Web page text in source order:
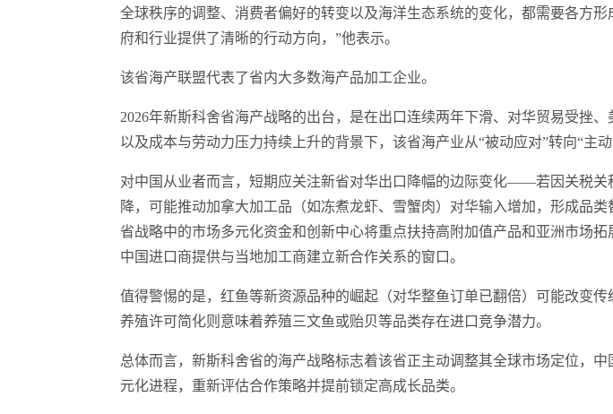
全球秩序的调整、消费者偏好的转变以及海洋生态系统的变化，都需要各方形
府和行业提供了清晰的行动方向，”他表示。
该省海产联盟代表了省内大多数海产品加工企业。
2026年新斯科舍省海产战略的出台，是在出口连续两年下滑、对华贸易受挫
以及成本与劳动力压力持续上升的背景下，该省海产业从“被动应对”转向“主动
对中国从业者而言，短期应关注新省对华出口降幅的边际变化——若因关税关
降，可能推动加拿大加工品（如冻煮龙虾、雪蟹肉）对华输入增加，形成品类
省战略中的市场多元化资金和创新中心将重点扶持高附加值产品和亚洲市场拓
中国进口商提供与当地加工商建立新合作关系的窗口。
值得警惕的是，红鱼等新资源品种的崛起（对华整鱼订单已翻倍）可能改变传
养殖许可简化则意味着养殖三文鱼或贻贝等品类存在进口竞争潜力。
总体而言，新斯科舍省的海产战略标志着该省正主动调整其全球市场定位，中
元化进程，重新评估合作策略并提前锁定高成长品类。